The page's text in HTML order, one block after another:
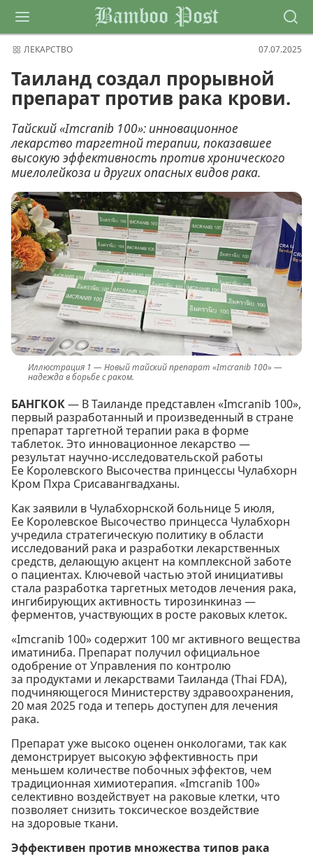
Bamboo Post
ЛЕКАРСТВО 07.07.2025
Таиланд создал прорывной
препарат против рака крови.
Тайский «Imcranib 100»: инновационное
лекарство таргетной терапии, показавшее
высокую эффективность против хронического
миелолейкоза и других опасных видов рака.
Новый тайский препарат «Imcranib 100» —
надежда в борьбе с раком.
БАНГКОК— В Таиланде представлен «Imcranib 100»,
первый разработанный и произведенный в стране
препарат таргетной терапии рака в форме
таблеток. Это инновационное лекарство —
результат научно-исследовательской работы
Ее Королевского Высочества принцессы Чулабхорн
Кром Пхра Срисавангвадханы.
Как заявили в Чулабхорнской больнице 5 июля,
Ее Королевское Высочество принцесса Чулабхорн
учредила стратегическую политику в области
исследований рака и разработки лекарственных
средств, делающую акцент на комплексной заботе
о пациентах. Ключевой частью этой инициативы
стала разработка таргетных методов лечения рака,
ингибирующих активность тирозинкиназ —
ферментов, участвующих в росте раковых клеток.
«Imcranib 100» содержит 100 мг активного вещества
иматиниба. Препарат получил официальное
одобрение от Управления по контролю
за продуктами и лекарствами Таиланда (Thai FDA),
подчиняющегося Министерству здравоохранения,
20 мая 2025 года и теперь доступен для лечения
рака.
Препарат уже высоко оценен онкологами, так как
демонстрирует высокую эффективность при
меньшем количестве побочных эффектов, чем
традиционная химиотерапия. «Imcranib 100»
селективно воздействует на раковые клетки, что
позволяет снизить токсическое воздействие
на здоровые ткани.
Эффективен против множества типов рака